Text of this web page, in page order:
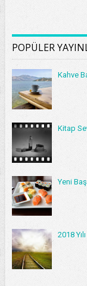
POPÜLER
Kahve
Kitap
Yeni
2018